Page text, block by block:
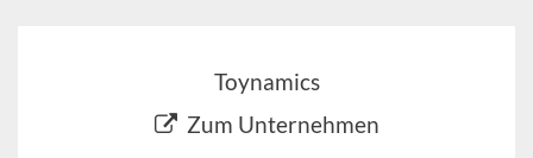
Toynamics
Zum Unternehmen